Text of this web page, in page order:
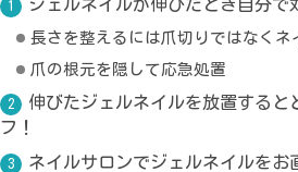
ジェルネイルが伸びたとき自分で
長さを整えるには爪切りではなくネ
爪の根元を隠して応急処置
伸びたジェルネイルを放置する
フ！
ネイルサロンでジェルネイルをお